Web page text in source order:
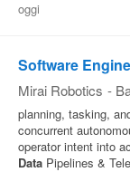
oggi
Software
Mirai Robotics -
planning, tasking,
concurrent
operator intent into
Data Pipelines &